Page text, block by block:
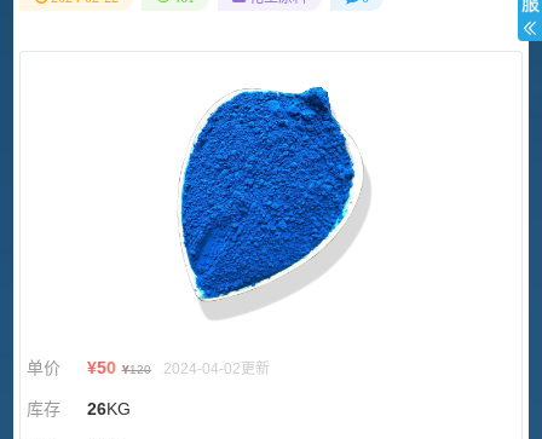
单价 ¥50 ¥120 2024-04-02更新
库存 26KG